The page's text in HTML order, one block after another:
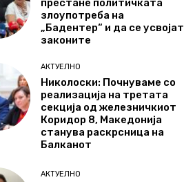
престане политичката
злоупотреба на
„Бадентер“ и да се усвојат
законите
АКТУЕЛНО
Николоски: Почнуваме со
реализација на третата
секција од железничкиот
Коридор 8, Македонија
станува раскрсница на
Балканот
АКТУЕЛНО